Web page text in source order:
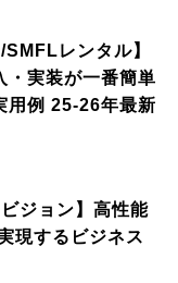
レンタル】
実装が一番簡単
用例 25-26年最新
ジョン】高性能
現するビジネス